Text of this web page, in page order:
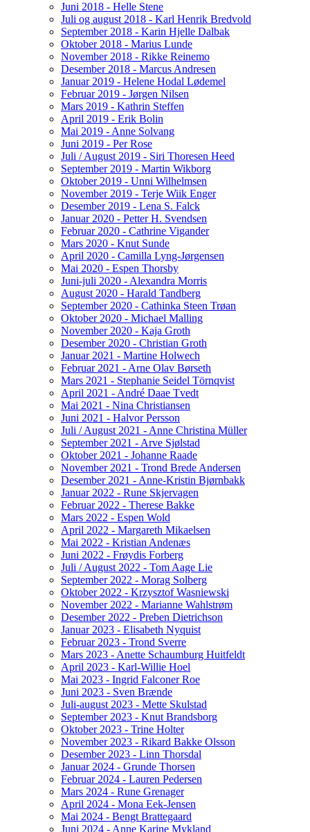
Juni 2018 - Helle Stene
Juli og august 2018 - Karl Henrik Bredvold
September 2018 - Karin Hjelle Dalbak
Oktober 2018 - Marius Lunde
November 2018 - Rikke Reinemo
Desember 2018 - Marcus Andresen
Januar 2019 - Helene Hodal Lødemel
Februar 2019 - Jørgen Nilsen
Mars 2019 - Kathrin Steffen
April 2019 - Erik Bolin
Mai 2019 - Anne Solvang
Juni 2019 - Per Rose
Juli / August 2019 - Siri Thoresen Heed
September 2019 - Martin Wikborg
Oktober 2019 - Unni Wilhelmsen
November 2019 - Terje Wiik Enger
Desember 2019 - Lena S. Falck
Januar 2020 - Petter H. Svendsen
Februar 2020 - Cathrine Vigander
Mars 2020 - Knut Sunde
April 2020 - Camilla Lyng-Jørgensen
Mai 2020 - Espen Thorsby
Juni-juli 2020 - Alexandra Morris
August 2020 - Harald Tandberg
September 2020 - Cathinka Steen Trøan
Oktober 2020 - Michael Malling
November 2020 - Kaja Groth
Desember 2020 - Christian Groth
Januar 2021 - Martine Holwech
Februar 2021 - Arne Olav Børseth
Mars 2021 - Stephanie Seidel Törnqvist
April 2021 - André Daae Tvedt
Mai 2021 - Nina Christiansen
Juni 2021 - Halvor Persson
Juli / August 2021 - Anne Christina Müller
September 2021 - Arve Sjølstad
Oktober 2021 - Johanne Raade
November 2021 - Trond Brede Andersen
Desember 2021 - Anne-Kristin Bjørnbakk
Januar 2022 - Rune Skjervagen
Februar 2022 - Therese Bakke
Mars 2022 - Espen Wold
April 2022 - Margareth Mikaelsen
Mai 2022 - Kristian Andenæs
Juni 2022 - Frøydis Forberg
Juli / August 2022 - Tom Aage Lie
September 2022 - Morag Solberg
Oktober 2022 - Krzysztof Wasniewski
November 2022 - Marianne Wahlstrøm
Desember 2022 - Preben Dietrichson
Januar 2023 - Elisabeth Nyquist
Februar 2023 - Trond Sverre
Mars 2023 - Anette Schaumburg Huitfeldt
April 2023 - Karl-Willie Hoel
Mai 2023 - Ingrid Falconer Roe
Juni 2023 - Sven Brænde
Juli-august 2023 - Mette Skulstad
September 2023 - Knut Brandsborg
Oktober 2023 - Trine Holter
November 2023 - Rikard Bakke Olsson
Desember 2023 - Linn Thorsdal
Januar 2024 - Grunde Thorsen
Februar 2024 - Lauren Pedersen
Mars 2024 - Rune Grenager
April 2024 - Mona Eek-Jensen
Mai 2024 - Bengt Brattegaard
Juni 2024 - Anne Karine Mykland